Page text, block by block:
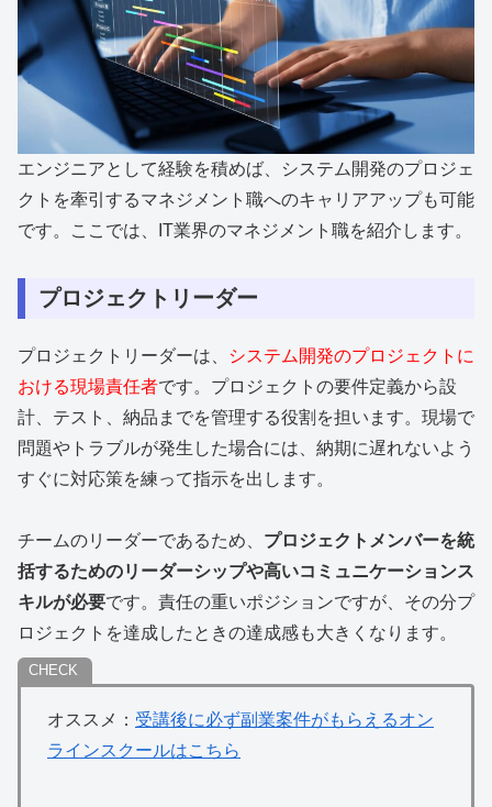
エンジニアとして経験を積めば、システム開発のプロジェ
クトを牽引するマネジメント職へのキャリアアップも可能
です。ここでは、IT業界のマネジメント職を紹介します。
プロジェクトリーダー
プロジェクトリーダーは、
システム開発のプロジェクトに
おける現場責任者です。プロジェクトの要件定義から設
計、テスト、納品までを管理する役割を担います。現場で
問題やトラブルが発生した場合には、納期に遅れないよう
すぐに対応策を練って指示を出します。
チームのリーダーであるため、 プロジェクトメンバーを統
括するためのリーダーシップや高いコミュニケーションス
キルが必要です。責任の重いポジションですが、その分プ
ロジェクトを達成したときの達成感も大きくなります。
オススメ： 受講後に必ず副業案件がもらえるオン
ラインスクールはこちら